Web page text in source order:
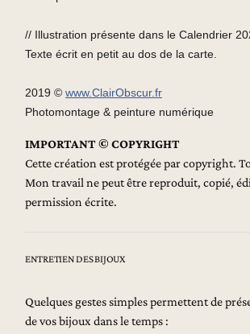
// Illustration présente dans le Calendrier
Texte écrit en petit au dos de la carte.
2019 © www.ClairObscur.fr
Photomontage & peinture numérique
IMPORTANT © COPYRIGHT
Cette création est protégée par copyright.
Mon travail ne peut être reproduit, copié,
permission écrite.
ENTRETIEN DES BIJOUX
Quelques gestes simples permettent de
de vos bijoux dans le temps :